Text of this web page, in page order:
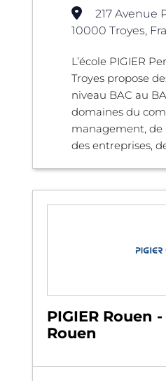
217 Avenue
10000 Troyes,
L’école PIGIER
Troyes propose
niveau BAC au
domaines du
management, de
des entreprises,
PIGIER Rouen -
Rouen